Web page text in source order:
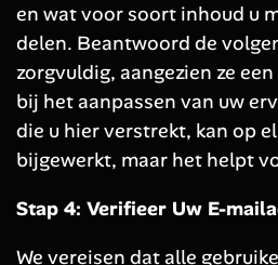
en wat voor soort inhoud u
delen. Beantwoord de
zorgvuldig, aangezien ze
bij het aanpassen van uw
die u hier verstrekt, kan op
bijgewerkt, maar het helpt
Stap 4: Verifieer Uw E-
We vereisen dat alle